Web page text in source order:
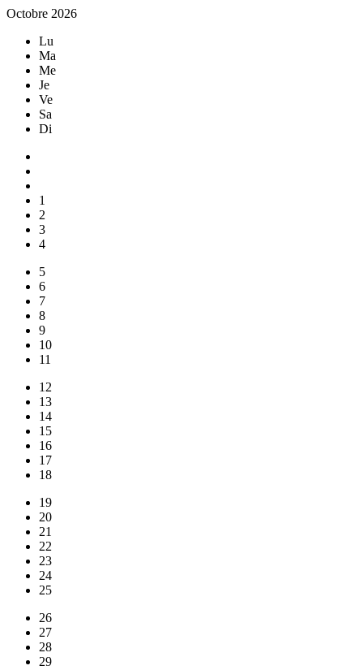
Octobre 2026
Lu
Ma
Me
Je
Ve
Sa
Di
1
2
3
4
5
6
7
8
9
10
11
12
13
14
15
16
17
18
19
20
21
22
23
24
25
26
27
28
29